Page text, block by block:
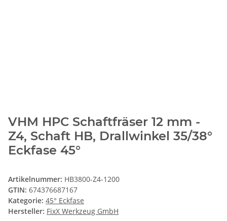
VHM HPC Schaftfräser 12 mm -
Z4, Schaft HB, Drallwinkel 35/38°
Eckfase 45°
Artikelnummer: HB3800-Z4-1200
GTIN: 674376687167
Kategorie: 45° Eckfase
Hersteller: FixX Werkzeug GmbH